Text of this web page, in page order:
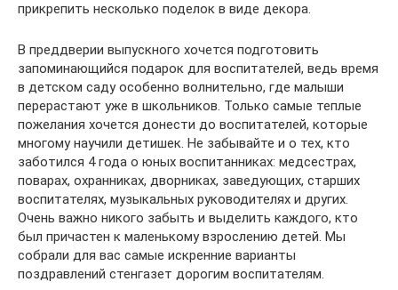
прикрепить несколько поделок в виде декора.
В преддверии выпускного хочется подготовить
запоминающийся подарок для воспитателей, ведь время
в детском саду особенно волнительно, где малыши
перерастают уже в школьников. Только самые теплые
пожелания хочется донести до воспитателей, которые
многому научили детишек. Не забывайте и о тех, кто
заботился 4 года о юных воспитанниках: медсестрах,
поварах, охранниках, дворниках, заведующих, старших
воспитателях, музыкальных руководителях и других.
Очень важно никого забыть и выделить каждого, кто
был причастен к маленькому взрослению детей. Мы
собрали для вас самые искренние варианты
поздравлений стенгазет дорогим воспитателям.